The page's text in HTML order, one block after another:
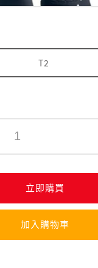
T2
立即購買
加入購物車